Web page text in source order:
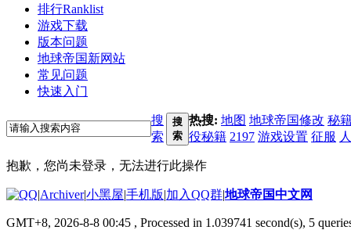
排行Ranklist
游戏下载
版本问题
地球帝国新网站
常见问题
快速入门
搜
索
搜
索
热搜: 地图 地球帝国修改 秘
役秘籍 2197 游戏设置 征服
抱歉，您尚未登录，无法进行此操作
|Archiver|小黑屋|手机版|加入QQ群|地球帝国中文网
GMT+8, 2026-8-8 00:45 , Processed in 1.039741 second(s), 5